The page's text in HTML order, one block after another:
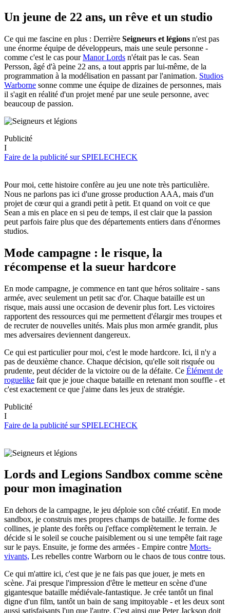
Un jeune de 22 ans, un rêve et un studio
Ce qui me fascine en plus : Derrière Seigneurs et légions n'est pas
une énorme équipe de développeurs, mais une seule personne -
comme c'est le cas pourManor Lords n'était pas le cas. Sean
Persson, âgé d'à peine 22 ans, a tout appris par lui-même, de la
programmation à la modélisation en passant par l'animation. Studios
Warborne sonne comme une équipe de dizaines de personnes, mais
il s'agit en réalité d'un projet mené par une seule personne, avec
beaucoup de passion.
Publicité
I
Faire de la publicité sur SPIELECHECK
Pour moi, cette histoire confère au jeu une note très particulière.
Nous ne parlons pas ici d'une grosse production AAA, mais d'un
projet de cœur qui a grandi petit à petit. Et quand on voit ce que
Sean a mis en place en si peu de temps, il est clair que la passion
peut parfois faire plus que des départements entiers dans d'énormes
studios.
Mode campagne : le risque, la
récompense et la sueur hardcore
En mode campagne, je commence en tant que héros solitaire - sans
armée, avec seulement un petit sac d'or. Chaque bataille est un
risque, mais aussi une occasion de devenir plus fort. Les victoires
rapportent des ressources qui me permettent d'élargir mes troupes et
de recruter de nouvelles unités. Mais plus mon armée grandit, plus
mes adversaires deviennent dangereux.
Ce qui est particulier pour moi, c'est le mode hardcore. Ici, il n'y a
pas de deuxième chance. Chaque décision, qu'elle soit risquée ou
prudente, peut décider de la victoire ou de la défaite. Ce Élément de
roguelike fait que je joue chaque bataille en retenant mon souffle - et
c'est exactement ce que j'aime dans les jeux de stratégie.
Publicité
I
Faire de la publicité sur SPIELECHECK
Lords and Legions Sandbox comme scène
pour mon imagination
En dehors de la campagne, le jeu déploie son côté créatif. En mode
sandbox, je construis mes propres champs de bataille. Je forme des
collines, je plante des forêts ou j'efface complètement le terrain. Je
décide si le soleil se couche paisiblement ou si une tempête fait rage
sur le pays. Ensuite, je forme des armées - Empire contre Morts-
vivants, Les rebelles contre Warborn ou le chaos de tous contre tous.
Ce qui m'attire ici, c'est que je ne fais pas que jouer, je mets en
scène. J'ai presque l'impression d'être le metteur en scène d'une
gigantesque bataille médiévale-fantastique. Je crée tantôt un final
digne d'un film, tantôt un bain de sang impitoyable - et les deux sont
aussi satisfaisants l'un que l'autre. C'est ainsi que Peter Jackson doit